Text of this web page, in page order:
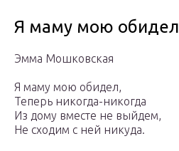
Я маму мою обидел
Эмма Мошковская
Я мамy мою обидел,
Теперь никогда-никогда
Из домy вместе не выйдем,
Не сходим с ней никyда.